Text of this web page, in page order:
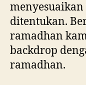
ditentukan.
ramadhan
backdrop
ramadhan.